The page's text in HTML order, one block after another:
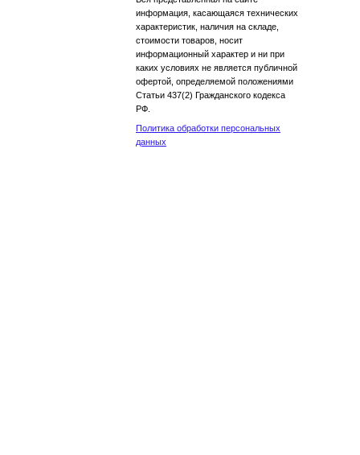
информация, касающаяся технических
характеристик, наличия на складе,
стоимости товаров, носит
информационный характер и ни при
каких условиях не является публичной
офертой, определяемой положениями
Статьи 437(2) Гражданского кодекса
РФ.
Политика обработки персональных
данных